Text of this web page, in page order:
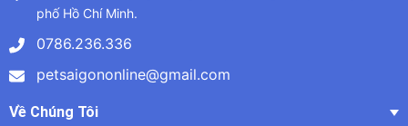
phố Hồ Chí Minh.
0786.236.336
petsaigononline@gmail.com
Về Chúng Tôi